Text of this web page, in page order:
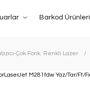
Barkod Ürünleri
Çok Fonk. Renkli Lazer